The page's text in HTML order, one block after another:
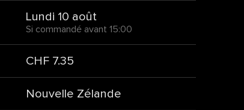
Lundi 10 août
Si commandé avant 15:00
CHF 7.35
Nouvelle Zélande